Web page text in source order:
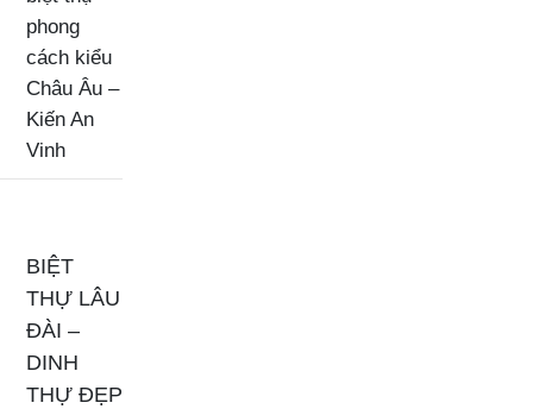
phong
cách kiểu
Châu Âu –
Kiến An
Vinh
BIỆT
THỰ LÂU
ĐÀI –
DINH
THỰ ĐẸP